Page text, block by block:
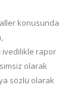
konusunda
ivedilikle rapor
olarak
sözlü olarak